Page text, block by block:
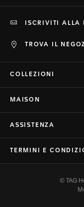
TROVA IL
ISCRIVITI ALLA
COLLEZIONI
MAISON
ASSISTENZA
TERMINI E
© TAG